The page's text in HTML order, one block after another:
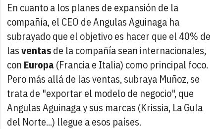
En cuanto a los planes de expansión de la
compañía, el CEO de Angulas Aguinaga ha
subrayado que el objetivo es hacer que el 40% de
lasventasde la compañía sean internacionales,
con Europa (Francia e Italia) como principal foco.
Pero más allá de las ventas, subraya Muñoz, se
trata de "exportar el modelo de negocio", que
Angulas Aguinaga y sus marcas (Krissia, La Gula
del Norte...) llegue a esos países.